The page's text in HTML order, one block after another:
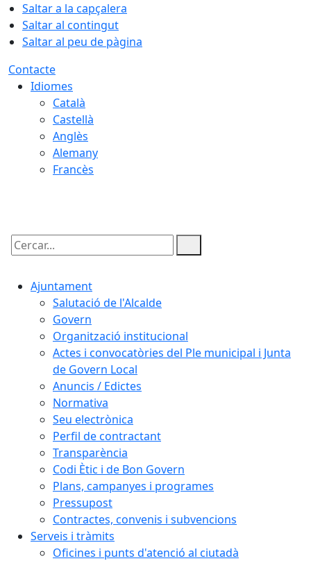
Saltar a la capçalera
Saltar al contingut
Saltar al peu de pàgina
Contacte
Idiomes
Català
Castellà
Anglès
Alemany
Francès
Cercar:
Ajuntament
Salutació de l'Alcalde
Govern
Organització institucional
Actes i convocatòries del Ple municipal i Junta
de Govern Local
Anuncis / Edictes
Normativa
Seu electrònica
Perfil de contractant
Transparència
Codi Ètic i de Bon Govern
Plans, campanyes i programes
Pressupost
Contractes, convenis i subvencions
Serveis i tràmits
Oficines i punts d'atenció al ciutadà